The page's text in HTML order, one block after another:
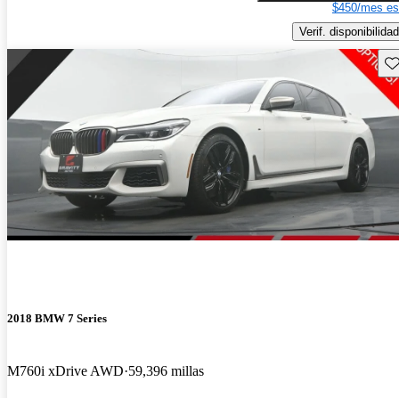
$450/mes
Verif. disponibilidad
2018 BMW 7 Series
M760i xDrive AWD 59,396 millas